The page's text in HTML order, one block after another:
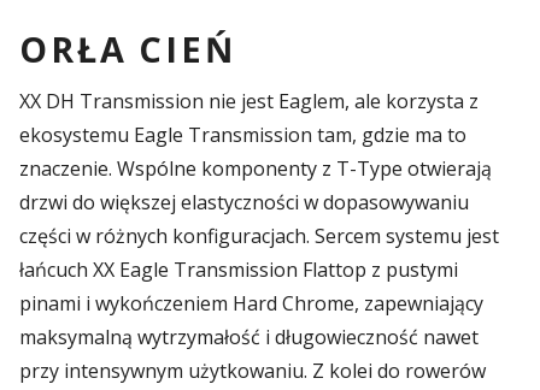
ORŁA CIEŃ
XX DH Transmission nie jest Eaglem, ale korzysta z
ekosystemu Eagle Transmission tam, gdzie ma to
znaczenie. Wspólne komponenty z T-Type otwierają
drzwi do większej elastyczności w dopasowywaniu
części w różnych konfiguracjach. Sercem systemu jest
łańcuch XX Eagle Transmission Flattop z pustymi
pinami i wykończeniem Hard Chrome, zapewniający
maksymalną wytrzymałość i długowieczność nawet
przy intensywnym użytkowaniu. Z kolei do rowerów